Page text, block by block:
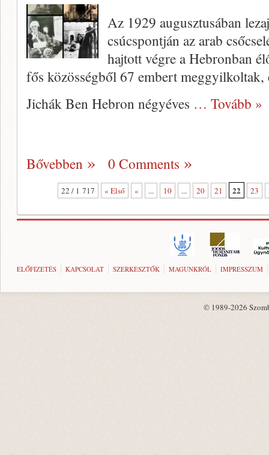
Az 1929 augusztusában
csúcspontján az arab
hajtott végre a Hebronban
fős közösségből 67 embert
Jichák Ben Hebron négyéves … Tovább »
Bővebben 0 Comments
22 / 1 717 « Első « ... 10 ... 20 21 22 23
ELŐFIZETÉS KAPCSOLAT SZERKESZTŐK MAGUNKRÓL IMPRESSZUM
© 1989-2026